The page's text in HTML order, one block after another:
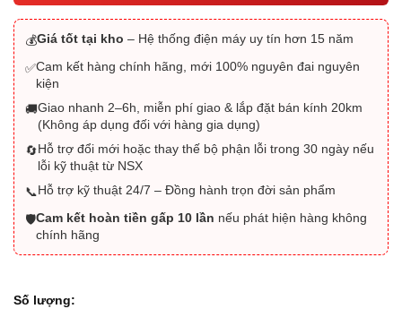
💰Giá tốt tại kho – Hệ thống điện máy uy tín hơn 15 năm
✅Cam kết hàng chính hãng, mới 100% nguyên đai nguyên
kiện
🚚Giao nhanh 2–6h, miễn phí giao & lắp đặt bán kính 20km
(Không áp dụng đối với hàng gia dụng)
🔄Hỗ trợ đổi mới hoặc thay thế bộ phận lỗi trong 30 ngày nếu
lỗi kỹ thuật từ NSX
📞Hỗ trợ kỹ thuật 24/7 – Đồng hành trọn đời sản phẩm
🛡️Cam kết hoàn tiền gấp 10 lần nếu phát hiện hàng không
chính hãng
Số lượng: